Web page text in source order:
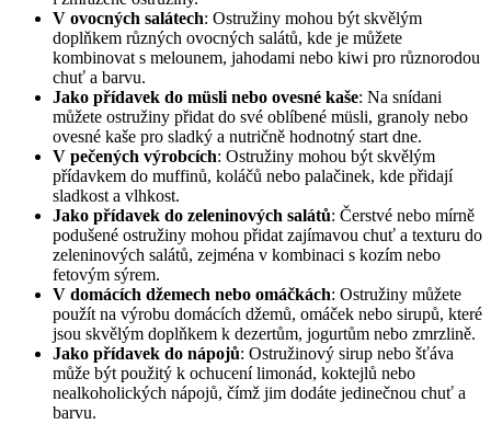
V ovocných salátech: Ostružiny mohou být skvělým
doplňkem různých ovocných salátů, kde je můžete
kombinovat s melounem, jahodami nebo kiwi pro různorodou
chuť a barvu.
Jako přídavek do müsli nebo ovesné kaše: Na snídani
můžete ostružiny přidat do své oblíbené müsli, granoly nebo
ovesné kaše pro sladký a nutričně hodnotný start dne.
V pečených výrobcích: Ostružiny mohou být skvělým
přídavkem do muffinů, koláčů nebo palačinek, kde přidají
sladkost a vlhkost.
Jako přídavek do zeleninových salátů: Čerstvé nebo mírně
podušené ostružiny mohou přidat zajímavou chuť a texturu do
zeleninových salátů, zejména v kombinaci s kozím nebo
fetovým sýrem.
V domácích džemech nebo omáčkách: Ostružiny můžete
použít na výrobu domácích džemů, omáček nebo sirupů, které
jsou skvělým doplňkem k dezertům, jogurtům nebo zmrzlině.
Jako přídavek do nápojů: Ostružinový sirup nebo šťáva
může být použitý k ochucení limonád, koktejlů nebo
nealkoholických nápojů, čímž jim dodáte jedinečnou chuť a
barvu.